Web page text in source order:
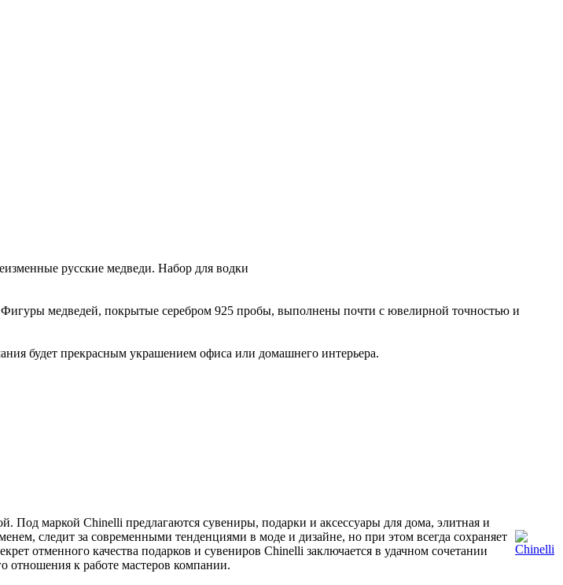
русские медведи. Набор для водки
медведей, покрытые серебром 925 пробы, выполнены почти с ювелирной точностью и
будет прекрасным украшением офиса или домашнего интерьера.
Под маркой Chinelli предлагаются сувениры, подарки и аксессуары для дома, элитная и
следит за современными тенденциями в моде и дизайне, но при этом всегда сохраняет
отменного качества подарков и сувениров Chinelli заключается в удачном сочетании
отношения к работе мастеров компании.